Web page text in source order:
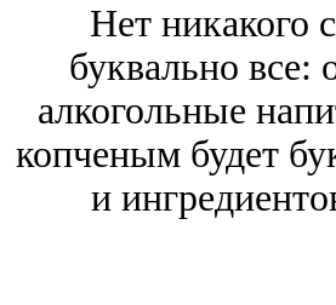
Нет никакого
буквально
алкогольные
копченым будет
и